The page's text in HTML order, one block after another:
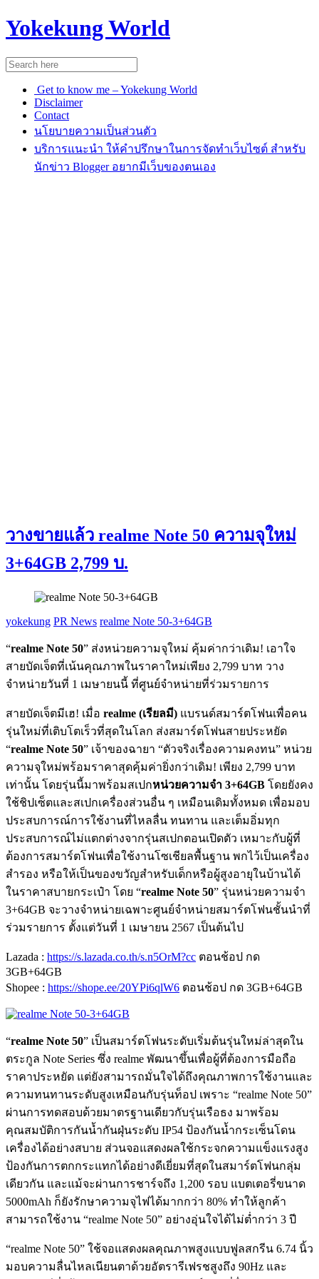
Yokekung World
Get to know me – Yokekung World
Disclaimer
Contact
นโยบายความเป็นส่วนตัว
บริการแนะนำ ให้คำปรึกษาในการจัดทำเว็บไซต์ สำหรับ
นักข่าว Blogger อยากมีเว็บของตนเอง
วางขายแล้ว realme Note 50 ความจุใหม่
3+64GB 2,799 บ.
yokekung PR News realme Note 50-3+64GB
“realme Note 50” ส่งหน่วยความจุใหม่ คุ้มค่ากว่าเดิม! เอาใจ
สายบัดเจ็ตที่เน้นคุณภาพในราคาใหม่เพียง 2,799 บาท วาง
จำหน่ายวันที่ 1 เมษายนนี้ ที่ศูนย์จำหน่ายที่ร่วมรายการ
สายบัดเจ็ตมีเฮ! เมื่อ realme (เรียลมี) แบรนด์สมาร์ตโฟนเพื่อคน
รุ่นใหม่ที่เติบโตเร็วที่สุดในโลก ส่งสมาร์ตโฟนสายประหยัด
“realme Note 50” เจ้าของฉายา “ตัวจริงเรื่องความคงทน” หน่วย
ความจุใหม่พร้อมราคาสุดคุ้มค่ายิ่งกว่าเดิม! เพียง 2,799 บาท
เท่านั้น โดยรุ่นนี้มาพร้อมสเปกหน่วยความจำ 3+64GB โดยยังคง
ใช้ชิปเซ็ตและสเปกเครื่องส่วนอื่น ๆ เหมือนเดิมทั้งหมด เพื่อมอบ
ประสบการณ์การใช้งานที่ไหลลื่น ทนทาน และเต็มอิ่มทุก
ประสบการณ์ไม่แตกต่างจากรุ่นสเปกตอนเปิดตัว เหมาะกับผู้ที่
ต้องการสมาร์ตโฟนเพื่อใช้งานโซเชียลพื้นฐาน พกไว้เป็นเครื่อง
สำรอง หรือให้เป็นของขวัญสำหรับเด็กหรือผู้สูงอายุในบ้านได้
ในราคาสบายกระเป๋า โดย “realme Note 50” รุ่นหน่วยความจำ
3+64GB จะวางจำหน่ายเฉพาะศูนย์จำหน่ายสมาร์ตโฟนชั้นนำที่
ร่วมรายการ ตั้งแต่วันที่ 1 เมษายน 2567 เป็นต้นไป
Lazada : https://s.lazada.co.th/s.n5OrM?cc ตอนช้อป กด
3GB+64GB
Shopee : https://shope.ee/20YPi6qlW6 ตอนช้อป กด 3GB+64GB
“realme Note 50” เป็นสมาร์ตโฟนระดับเริ่มต้นรุ่นใหม่ล่าสุดใน
ตระกูล Note Series ซึ่ง realme พัฒนาขึ้นเพื่อผู้ที่ต้องการมือถือ
ราคาประหยัด แต่ยังสามารถมั่นใจได้ถึงคุณภาพการใช้งานและ
ความทนทานระดับสูงเหมือนกับรุ่นท็อป เพราะ “realme Note 50”
ผ่านการทดสอบด้วยมาตรฐานเดียวกับรุ่นเรือธง มาพร้อม
คุณสมบัติการกันน้ำกันฝุ่นระดับ IP54 ป้องกันน้ำกระเซ็นโดน
เครื่องได้อย่างสบาย ส่วนจอแสดงผลใช้กระจกความแข็งแรงสูง
ป้องกันการตกกระแทกได้อย่างดีเยี่ยมที่สุดในสมาร์ตโฟนกลุ่ม
เดียวกัน และแม้จะผ่านการชาร์จถึง 1,200 รอบ แบตเตอรี่ขนาด
5000mAh ก็ยังรักษาความจุไฟได้มากกว่า 80% ทำให้ลูกค้า
สามารถใช้งาน “realme Note 50” อย่างอุ่นใจได้ไม่ต่ำกว่า 3 ปี
“realme Note 50” ใช้จอแสดงผลคุณภาพสูงแบบฟูลสกรีน 6.74 นิ้ว
มอบความลื่นไหลเนียนตาด้วยอัตรารีเฟรชสูงถึง 90Hz และ